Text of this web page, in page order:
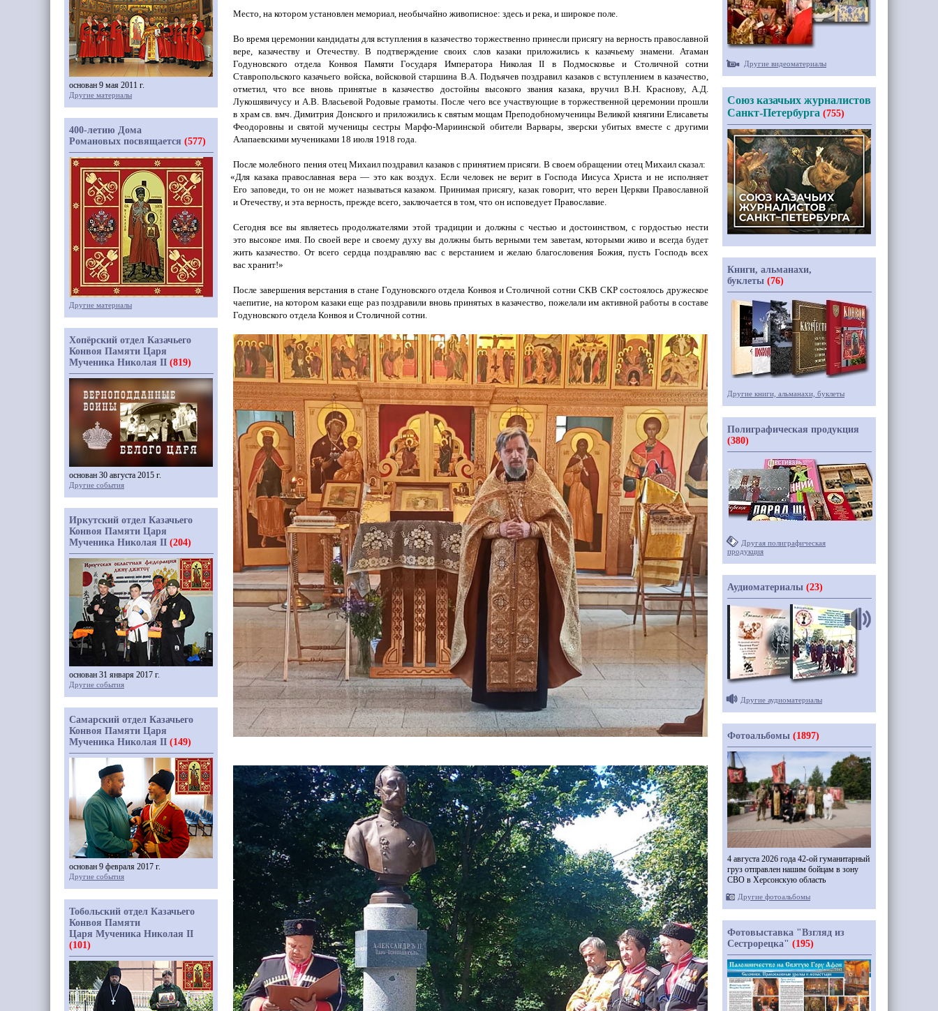
Место, на котором установлен мемориал, необычайно живописное: здесь и река, и широкое поле.
Во время церемонии кандидаты для вступления в казачество торжественно принесли присягу на верность православной
вере, казачеству и Отечеству. В подтверждение своих слов казаки приложились к казачьему знамени. Атаман
Годуновского отдела Конвоя Памяти Государя Императора НиколаяII в Подмосковье и Столичной сотни
Ставропольского казачьего войска, войсковой старшина В.А. Подъячев поздравил казаков с вступлением в казачество,
отметил, что все вновь принятые в казачество достойны высокого звания казака, вручил В.Н. Краснову, А.Д.
Лукошявичусу и А.В. Власьевой Родовые грамоты. После чего все участвующие в торжественной церемонии прошли
в храм св. вмч. Димитрия Донского и приложились к святым мощам Преподобномученицы Великой княгини Елисаветы
Феодоровны и святой мученицы сестры Марфо-Мариинской обители Варвары, зверски убитых вместе с другими
Алапаевскими мучениками 18 июля 1918 года.
После молебного пения отец Михаил поздравил казаков с принятием присяги. В своем обращении отец Михаил сказал:
«Для казака православная вера — это как воздух. Если человек не верит в Господа Иисуса Христа и не исполняет
Его заповеди, то он не может называться казаком. Принимая присягу, казак говорит, что верен Церкви Православной
и Отечеству, и эта верность, прежде всего, заключается в том, что он исповедует Православие.
Сегодня все вы являетесь продолжателями этой традиции и должны с честью и достоинством, с гордостью нести
это высокое имя. По своей вере и своему духу вы должны быть верными тем заветам, которыми живо и всегда будет
жить казачество. От всего сердца поздравляю вас с верстанием и желаю благословения Божия, пусть Господь всех
вас хранит!»
После завершения верстания в стане Годуновского отдела Конвоя и Столичной сотни СКВ СКР состоялось дружеское
чаепитие, на котором казаки еще раз поздравили вновь принятых в казачество, пожелали им активной работы в составе
Годуновского отдела Конвоя и Столичной сотни.
основан 9 мая 2011 г.
Другие материалы
400-летию Дома
Романовых посвящается (577)
Другие материалы
Хопёрский отдел Казачьего
Конвоя Памяти Царя
Мученика Николая II (819)
основан 30 августа 2015 г.
Другие события
Иркутский отдел Казачьего
Конвоя Памяти Царя
Мученика Николая II (204)
основан 31 января 2017 г.
Другие события
Самарский отдел Казачьего
Конвоя Памяти Царя
Мученика Николая II (149)
основан 9 февраля 2017 г.
Другие события
Тобольский отдел Казачьего
Конвоя Памяти
Царя Мученика Николая II
(101)
Другие видеоматериалы
Союз казачьих журналистов
Санкт-Петербурга (755)
Книги, альманахи,
буклеты (76)
Другие книги, альманахи, буклеты
Полиграфическая продукция
(380)
Другая полиграфическая
продукция
Аудиоматериалы (23)
Другие аудиоматериалы
Фотоальбомы (1897)
4 августа 2026 года 42-ой гуманитарный
груз отправлен нашим бойцам в зону
СВО в Херсонскую область
Другие фотоальбомы
Фотовыставка "Взгляд из
Сестрорецка" (195)